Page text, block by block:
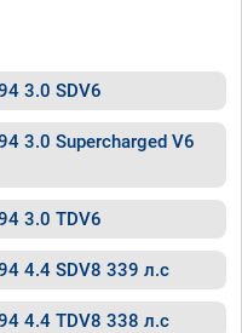
3.0 SDV6
3.0 Supercharged V6
3.0 TDV6
4.4 SDV8 339 л.с
4.4 TDV8 338 л.с